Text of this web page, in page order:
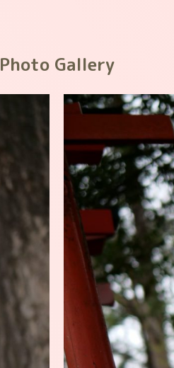
Photo Gallery